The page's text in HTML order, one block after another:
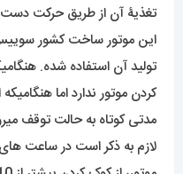
تغذیۀ آن از طریق حرکت دست
این موتور ساخت کشور
تولید آن استفاده شده.
کردن موتور ندارد اما
مدتی کوتاه به حالت توقف
لازم به ذکر است در ساعت های